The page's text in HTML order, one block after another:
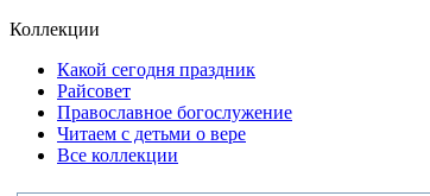
Коллекции
Какой сегодня праздник
Райсовет
Православное богослужение
Читаем с детьми о вере
Все коллекции